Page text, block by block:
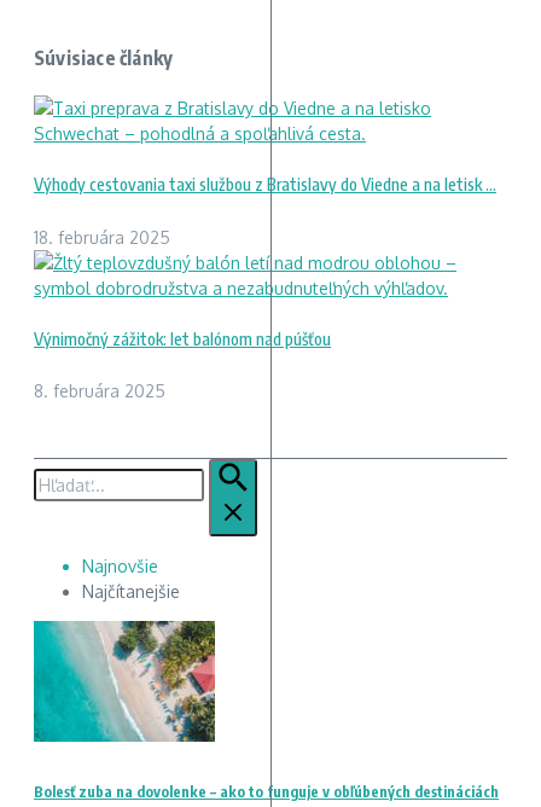
Súvisiace články
Výhody cestovania taxi službou z Bratislavy do Viedne a na letisk ...
18. februára 2025
Výnimočný zážitok: let balónom nad púšťou
8. februára 2025
Hľadať:
Najnovšie
Najčítanejšie
Bolesť zuba na dovolenke – ako to funguje v obľúbených destináciách